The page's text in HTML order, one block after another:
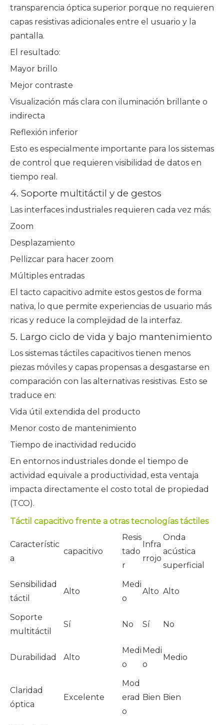
transparencia óptica superior porque no requieren
capas resistivas adicionales entre el usuario y la
pantalla.
El resultado:
Mayor brillo
Mejor contraste
Visualización más clara con iluminación brillante o
indirecta
Reflexión inferior
Esto es especialmente importante para los sistemas
de control que requieren visibilidad de datos en
tiempo real.
4. Soporte multitáctil y de gestos
Las interfaces industriales requieren cada vez más:
Zoom
Desplazamiento
Pellizcar para hacer zoom
Múltiples entradas
El tacto capacitivo admite estos gestos de forma
nativa, lo que permite experiencias de usuario más
ricas y reduce la complejidad de la interfaz.
5. Largo ciclo de vida y bajo mantenimiento
Los sistemas táctiles capacitivos tienen menos
piezas móviles y capas propensas a desgastarse en
comparación con las alternativas resistivas. Esto se
traduce en:
Vida útil extendida del producto
Menor costo de mantenimiento
Tiempo de inactividad reducido
En entornos industriales donde el tiempo de
actividad equivale a productividad, esta ventaja
impacta directamente el costo total de propiedad
(TCO).
Táctil capacitivo frente a otras tecnologías táctiles
Característic
a
capacitivo
Resis
tado
r
Infra
rrojo
Onda
acústica
superficial
Sensibilidad
táctil
Alto
Medi
o
Alto Alto
Soporte
multitáctil
Sí No Sí No
Durabilidad Alto
Medi
o
Medi
o
Medio
Claridad
óptica
Excelente
Mod
erad
o
Bien Bien